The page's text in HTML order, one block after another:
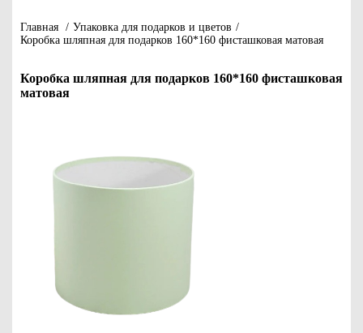
Главная / Упаковка для подарков и цветов /
Коробка шляпная для подарков 160*160 фисташковая матовая
Коробка шляпная для подарков 160*160 фисташковая
матовая